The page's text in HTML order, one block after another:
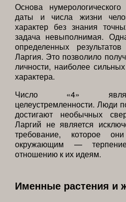
Основа
даты и числа жизни
характер без знания
задача невыполнимая.
определенных
Ларгия. Это позволило
личности, наиболее
характера.
Число «4»
целеустремленности. Люди
достигают необычных
Ларгий не является
требование, которое
окружающим —
отношению к их идеям.
Именные растения и